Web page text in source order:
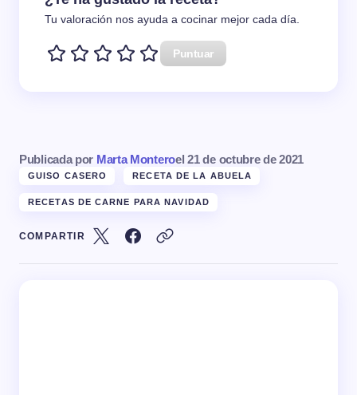
Tu valoración nos ayuda a cocinar mejor cada día.
Puntuar
Publicada por Marta Monteroel 21 de octubre de 2021
GUISO CASERO RECETA DE LA ABUELA
RECETAS DE CARNE PARA NAVIDAD
COMPARTIR